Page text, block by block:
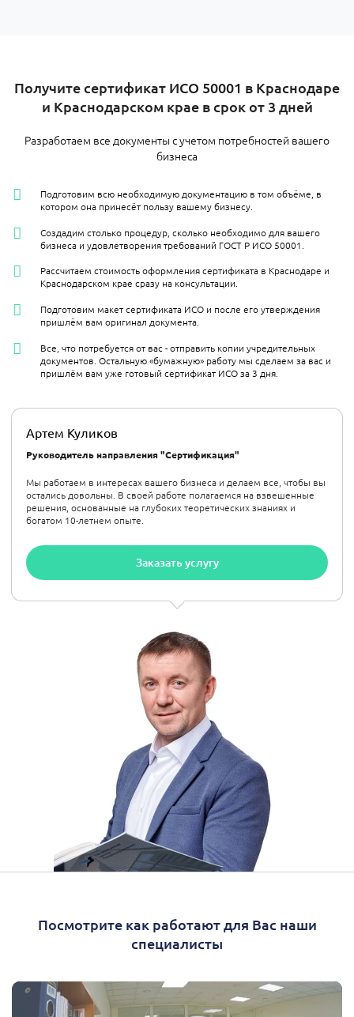
Получите сертификат ИСО 50001 в Краснодаре
и Краснодарском крае в срок от 3 дней
Разработаем все документы с учетом потребностей вашего
бизнеса
Артем Куликов
Руководитель направления "Сертификация"
Мы работаем в интересах вашего бизнеса и делаем все, чтобы вы
остались довольны. В своей работе полагаемся на взвешенные
решения, основанные на глубоких теоретических знаниях и
богатом 10-летнем опыте.
Заказать услугу
Подготовим всю необходимую документацию в том объёме, в
котором она принесёт пользу вашему бизнесу.
Создадим столько процедур, сколько необходимо для вашего
бизнеса и удовлетворения требований ГОСТ Р ИСО 50001.
Рассчитаем стоимость оформления сертификата в Краснодаре и
Краснодарском крае сразу на консультации.
Подготовим макет сертификата ИСО и после его утверждения
пришлём вам оригинал документа.
Все, что потребуется от вас - отправить копии учредительных
документов. Остальную «бумажную» работу мы сделаем за вас и
пришлём вам уже готовый сертификат ИСО за 3 дня.
Посмотрите как работают для Вас наши
специалисты